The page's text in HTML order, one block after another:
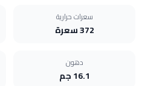
سعرات حرارية
372 سعرة
دهون
16.1 جم